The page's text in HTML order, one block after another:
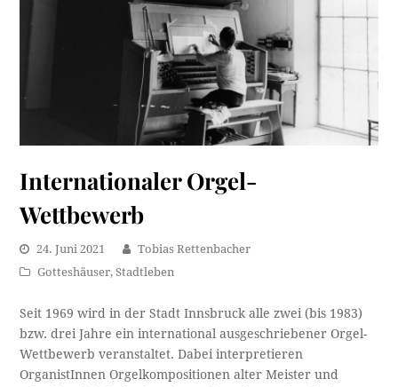
Internationaler Orgel-
Wettbewerb
24. Juni 2021
Tobias Rettenbacher
Gotteshäuser,Stadtleben
Seit 1969 wird in der Stadt Innsbruck alle zwei (bis 1983)
bzw. drei Jahre ein international ausgeschriebener Orgel-
Wettbewerb veranstaltet. Dabei interpretieren
OrganistInnen Orgelkompositionen alter Meister und